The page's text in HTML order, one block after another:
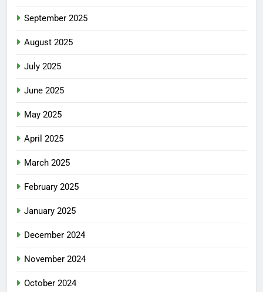
September 2025
August 2025
July 2025
June 2025
May 2025
April 2025
March 2025
February 2025
January 2025
December 2024
November 2024
October 2024